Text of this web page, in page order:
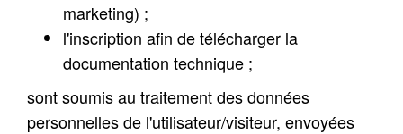
marketing) ;
l'inscription afin de télécharger la
documentation technique ;
sont soumis au traitement des données
personnelles de l'utilisateur/visiteur, envoyées